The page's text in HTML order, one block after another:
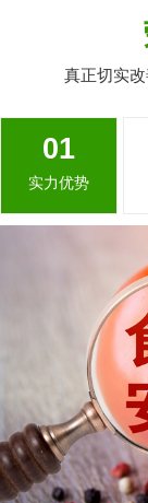
真正切实
01
实力优势